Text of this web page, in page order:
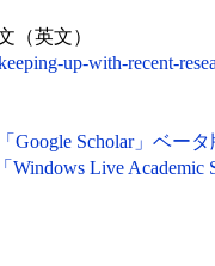
（英文）
up-with-recent-
Scholar」ベータ
Live Academic